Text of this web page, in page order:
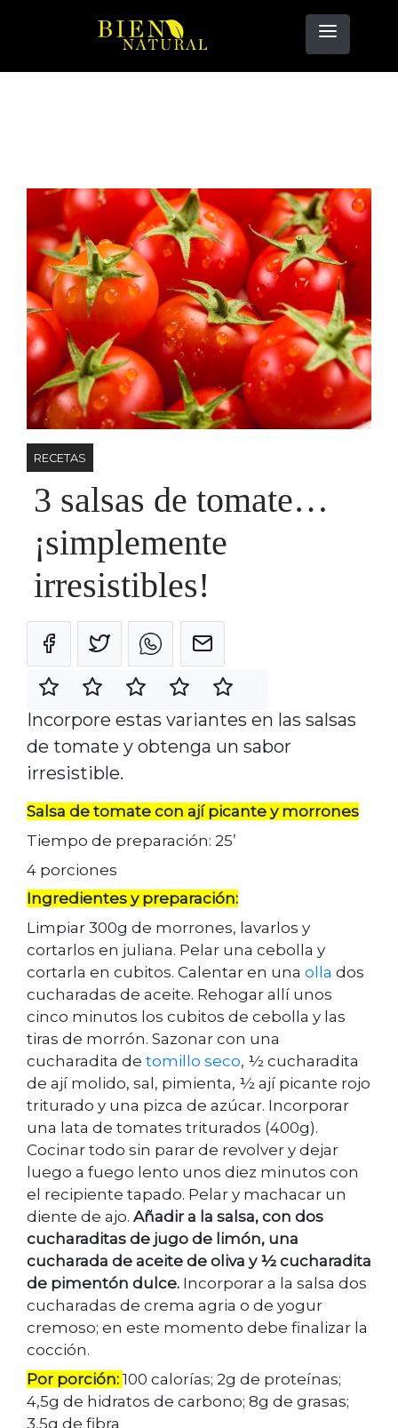
RECETAS
3 salsas de tomate…
¡simplemente
irresistibles!
Incorpore estas variantes en las salsas
de tomate y obtenga un sabor
irresistible.
Salsa de tomate con ají picante y morrones
Tiempo de preparación: 25’
4 porciones
Ingredientes y preparación:
Limpiar 300g de morrones, lavarlos y
cortarlos en juliana. Pelar una cebolla y
cortarla en cubitos. Calentar en una olla dos
cucharadas de aceite. Rehogar allí unos
cinco minutos los cubitos de cebolla y las
tiras de morrón. Sazonar con una
cucharadita de tomillo seco, ½ cucharadita
de ají molido, sal, pimienta, ½ ají picante rojo
triturado y una pizca de azúcar. Incorporar
una lata de tomates triturados (400g).
Cocinar todo sin parar de revolver y dejar
luego a fuego lento unos diez minutos con
el recipiente tapado. Pelar y machacar un
diente de ajo. Añadir a la salsa, con dos
cucharaditas de jugo de limón, una
cucharada de aceite de oliva y ½ cucharadita
de pimentón dulce. Incorporar a la salsa dos
cucharadas de crema agria o de yogur
cremoso; en este momento debe finalizar la
cocción.
Por porción: 100 calorías; 2g de proteínas;
4,5g de hidratos de carbono; 8g de grasas;
3,5g de fibra